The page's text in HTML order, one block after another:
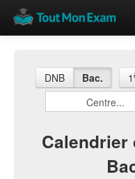
Vue globale
Rajouter
DNB Bac. 1
Calendrier